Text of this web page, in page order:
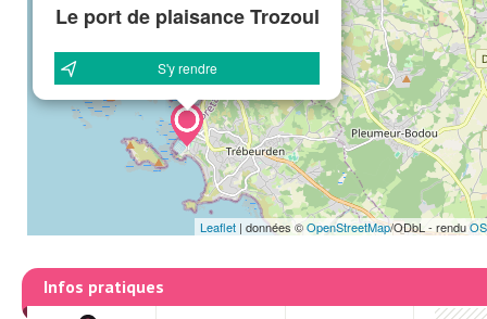
Le port de plaisance Trozoul
S'y rendre
Leaflet | données ©OpenStreetMap/ODbL - rendu
Infos pratiques